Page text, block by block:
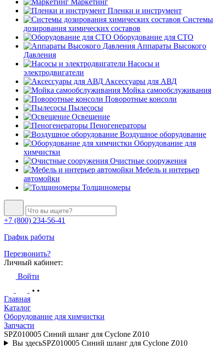
Маркетинг
Пленки и инструмент
Системы
дозирования химических составов
Оборудование для СТО
Аппараты Высокого
Давления
Насосы и
электродвигатели
Аксессуары для АВД
Мойка самообслуживания
Поворотные консоли
Пылесосы
Освещение
Пеногенераторы
Воздушное оборудование
Оборудование для
химчистки
Очистные сооружения
Мебель и интерьер
автомойки
Толщиномеры
+7 (800) 234-56-41
График работы
Перезвонить?
Личный кабинет:
Войти
Главная
Каталог
Оборудование для химчистки
Запчасти
SPZ010005 Синий шланг для Cyclone Z010
Вы здесьSPZ010005 Синий шланг для Cyclone Z010